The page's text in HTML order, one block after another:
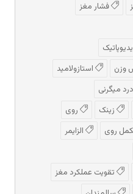
فشار مغز
وزن
استازولامید
میگرنی
زینک
روی
روی
الزایمر
تقویت عملکرد مغز